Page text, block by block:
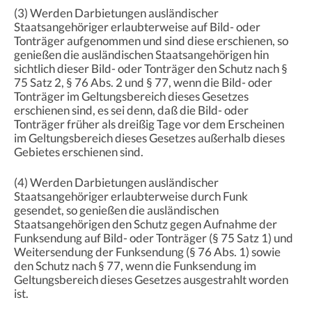
(3) Werden Darbietungen ausländischer
Staatsangehöriger erlaubterweise auf Bild- oder
Tonträger aufgenommen und sind diese erschienen, so
genießen die ausländischen Staatsangehörigen hin
sichtlich dieser Bild- oder Tonträger den Schutz nach §
75 Satz 2, § 76 Abs. 2 und § 77, wenn die Bild- oder
Tonträger im Geltungsbereich dieses Gesetzes
erschienen sind, es sei denn, daß die Bild- oder
Tonträger früher als dreißig Tage vor dem Erscheinen
im Geltungsbereich dieses Gesetzes außerhalb dieses
Gebietes erschienen sind.
(4) Werden Darbietungen ausländischer
Staatsangehöriger erlaubterweise durch Funk
gesendet, so genießen die ausländischen
Staatsangehörigen den Schutz gegen Aufnahme der
Funksendung auf Bild- oder Tonträger (§ 75 Satz 1) und
Weitersendung der Funksendung (§ 76 Abs. 1) sowie
den Schutz nach § 77, wenn die Funksendung im
Geltungsbereich dieses Gesetzes ausgestrahlt worden
ist.